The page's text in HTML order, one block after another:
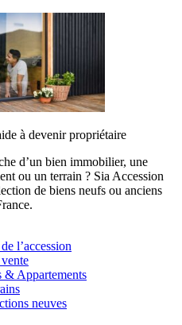
à devenir propriétaire
d’un bien immobilier, une
ou un terrain ? Sia Accession
de biens neufs ou anciens
l’accession
& Appartements
neuves